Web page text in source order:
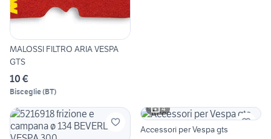
MALOSSI FILTRO ARIA VESPA
GTS
10 €
Bisceglie(BT)
4
Accessori per Vespa gts